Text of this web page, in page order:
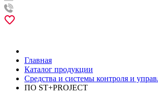
Главная
Каталог продукции
Средства и системы контроля и
ПО ST+PROJECT